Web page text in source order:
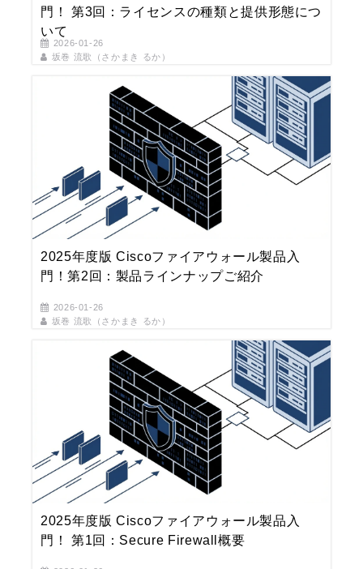
門！ 第3回：ライセンスの種類と提供形態につ
いて
2026-01-26
坂巻 流歌（さかまき るか）
2025年度版 Ciscoファイアウォール製品入
門！第2回：製品ラインナップご紹介
2026-01-26
坂巻 流歌（さかまき るか）
2025年度版 Ciscoファイアウォール製品入
門！ 第1回：Secure Firewall概要